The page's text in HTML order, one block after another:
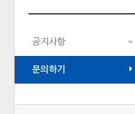
공지사항
문의하기